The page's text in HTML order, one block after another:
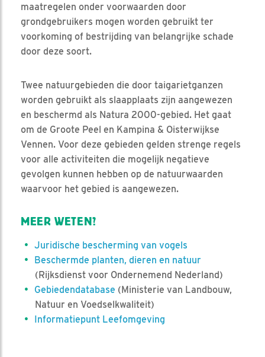
maatregelen onder voorwaarden door
grondgebruikers mogen worden gebruikt ter
voorkoming of bestrijding van belangrijke schade
door deze soort.
Twee natuurgebieden die door taigarietganzen
worden gebruikt als slaapplaats zijn aangewezen
en beschermd als Natura 2000-gebied. Het gaat
om de Groote Peel en Kampina & Oisterwijkse
Vennen. Voor deze gebieden gelden strenge regels
voor alle activiteiten die mogelijk negatieve
gevolgen kunnen hebben op de natuurwaarden
waarvoor het gebied is aangewezen.
MEER WETEN?
Juridische bescherming van vogels
Beschermde planten, dieren en natuur
(Rijksdienst voor Ondernemend Nederland)
Gebiedendatabase (Ministerie van Landbouw,
Natuur en Voedselkwaliteit)
Informatiepunt Leefomgeving